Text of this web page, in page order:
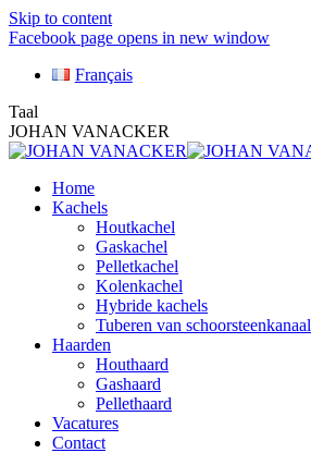
Skip to content
Facebook page opens in new window
Français
Taal
JOHAN VANACKER
Home
Kachels
Houtkachel
Gaskachel
Pelletkachel
Kolenkachel
Hybride kachels
Tuberen van schoorsteenkanaal
Haarden
Houthaard
Gashaard
Pellethaard
Vacatures
Contact